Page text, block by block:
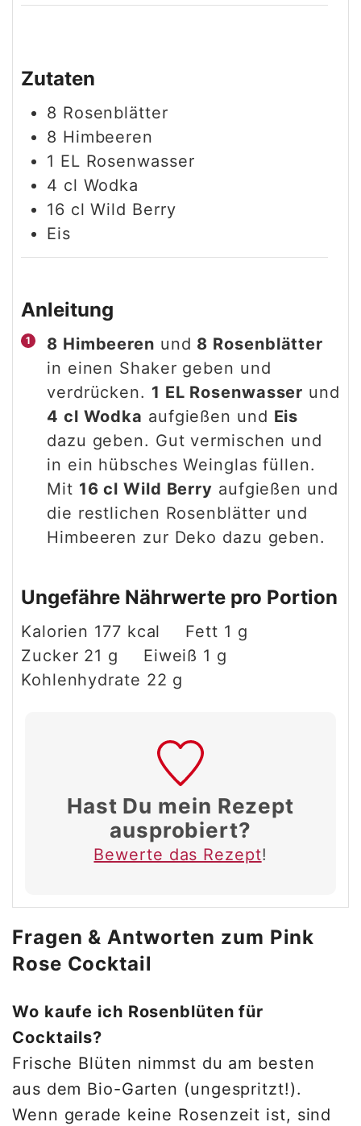
Zutaten
8 Rosenblätter
8 Himbeeren
1 EL Rosenwasser
4 cl Wodka
16 cl Wild Berry
Eis
Anleitung
8 Himbeeren und 8 Rosenblätter
in einen Shaker geben und
verdrücken. 1 EL Rosenwasser und
4 cl Wodka aufgießen und Eis
dazu geben. Gut vermischen und
in ein hübsches Weinglas füllen.
Mit 16 cl Wild Berry aufgießen und
die restlichen Rosenblätter und
Himbeeren zur Deko dazu geben.
Ungefähre Nährwerte pro Portion
Kalorien 177 kcal Fett 1 g
Zucker 21 g Eiweiß 1 g
Kohlenhydrate 22 g
Hast Du mein Rezept
ausprobiert?
Bewerte das Rezept!
Fragen & Antworten zum Pink
Rose Cocktail
Wo kaufe ich Rosenblüten für
Cocktails?
Frische Blüten nimmst du am besten
aus dem Bio-Garten (ungespritzt!).
Wenn gerade keine Rosenzeit ist, sind